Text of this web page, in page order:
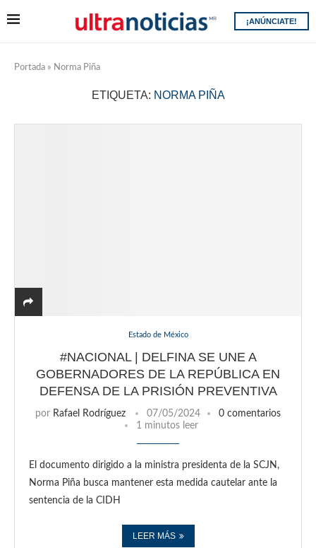
¡ANÚNCIATE!
Portada » Norma Piña
ETIQUETA: NORMA PIÑA
Estado de México
#NACIONAL | DELFINA SE UNE A
GOBERNADORES DE LA REPÚBLICA EN
DEFENSA DE LA PRISIÓN PREVENTIVA
por Rafael Rodríguez 07/05/2024
0 comentarios
1 minutos leer
El documento dirigido a la ministra presidenta de la SCJN,
Norma Piña busca mantener esta medida cautelar ante la
sentencia de la CIDH
LEER MÁS